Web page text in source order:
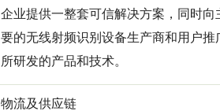
企业提供一整套可信解决方案，同时向
要的无线射频识别设备生产商和用户推
所研发的产品和技术。
物流及供应链